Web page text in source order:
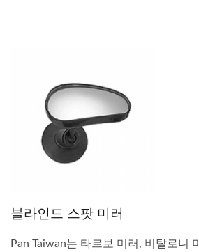
블라인드 스팟 미러
Pan Taiwan는 타르보 미러, 비탈로니